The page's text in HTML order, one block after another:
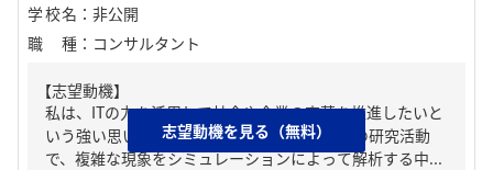
学校名 ： 非公開
職種 ： コンサルタント
【志望動機】
私は、ITの力を活用して社会や企業の変革を推進したいと
いう強い思いから、貴社を志望する。大学院の研究活動
で、複雑な現象をシミュレーションによって解析する中...
志望動機を見る（無料）